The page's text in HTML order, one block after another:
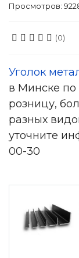
Просмотров:
(0)
Уголок
в Минске
розницу,
разных
уточните
00-30